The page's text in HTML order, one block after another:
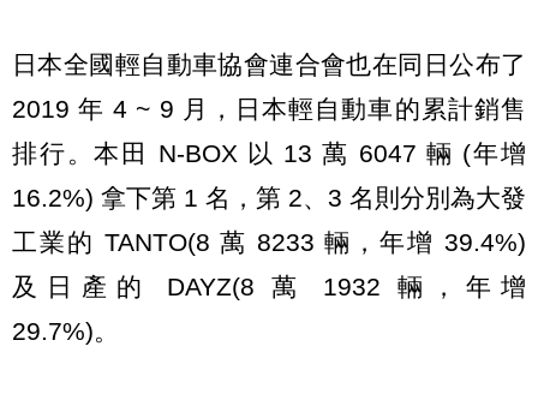
日本全國輕自動車協會連合會也在同日公布了
2019 年 4 ~ 9 月，日本輕自動車的累計銷售
排行。本田 N-BOX 以 13 萬 6047 輛 (年增
16.2%) 拿下第 1 名，第 2、3 名則分別為大發
工業的 TANTO(8 萬 8233 輛，年增 39.4%)
及日產的 DAYZ(8 萬 1932 輛，年增
29.7%)。